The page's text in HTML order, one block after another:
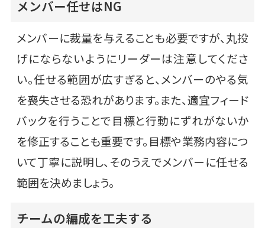
メンバー任せはNG
メンバーに裁量を与えることも必要ですが、丸投
げにならないようにリーダーは注意してくださ
い。任せる範囲が広すぎると、メンバーのやる気
を喪失させる恐れがあります。また、適宜フィード
バックを行うことで目標と行動にずれがないか
を修正することも重要です。目標や業務内容につ
いて丁寧に説明し、そのうえでメンバーに任せる
範囲を決めましょう。
チームの編成を工夫する